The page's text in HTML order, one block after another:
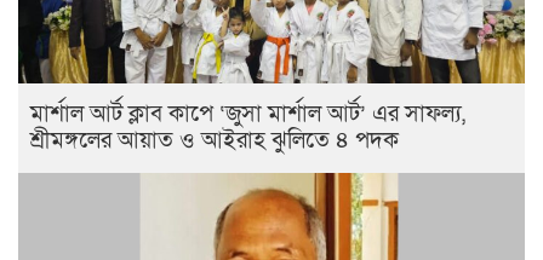
মার্শাল আর্ট ক্লাব কাপে ‘জুসা মার্শাল আর্ট’ এর সাফল্য,
শ্রীমঙ্গলের আয়াত ও আইরাহ ঝুলিতে ৪ পদক